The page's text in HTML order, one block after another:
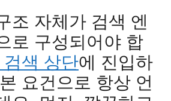
조 자체가 검색 엔
로 구성되어야 합
검색 상단에 진입하
요건으로 항상 언